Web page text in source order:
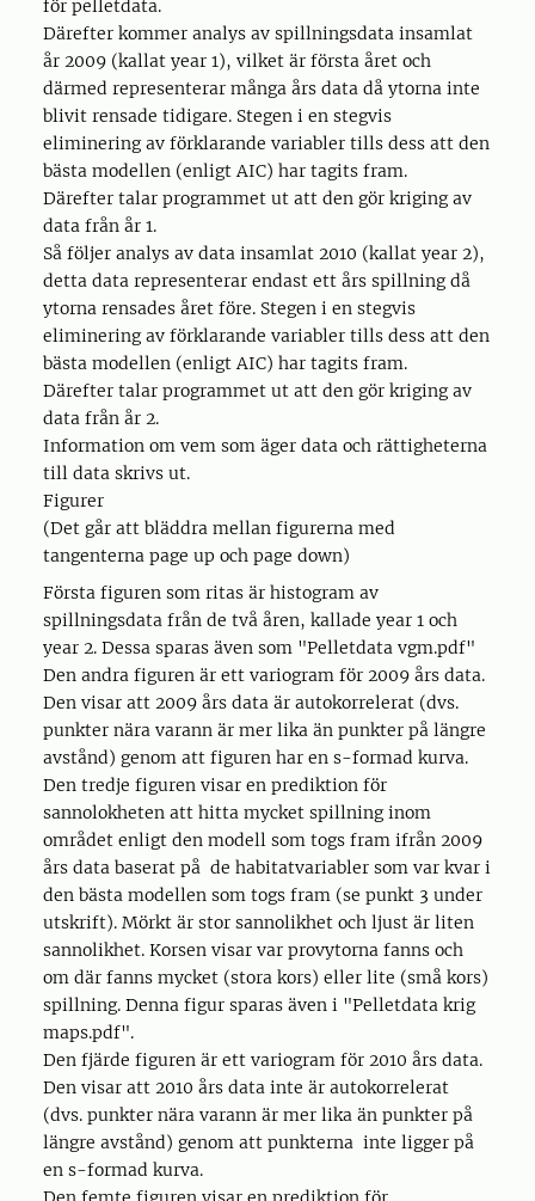
för pelletdata.
Därefter kommer analys av spillningsdata insamlat
år 2009 (kallat year 1), vilket är första året och
därmed representerar många års data då ytorna inte
blivit rensade tidigare. Stegen i en stegvis
eliminering av förklarande variabler tills dess att den
bästa modellen (enligt AIC) har tagits fram.
Därefter talar programmet ut att den gör kriging av
data från år 1.
Så följer analys av data insamlat 2010 (kallat year 2),
detta data representerar endast ett års spillning då
ytorna rensades året före. Stegen i en stegvis
eliminering av förklarande variabler tills dess att den
bästa modellen (enligt AIC) har tagits fram.
Därefter talar programmet ut att den gör kriging av
data från år 2.
Information om vem som äger data och rättigheterna
till data skrivs ut.
Figurer
(Det går att bläddra mellan figurerna med
tangenterna page up och page down)
Första figuren som ritas är histogram av
spillningsdata från de två åren, kallade year 1 och
year 2. Dessa sparas även som "Pelletdata vgm.pdf"
Den andra figuren är ett variogram för 2009 års data.
Den visar att 2009 års data är autokorrelerat (dvs.
punkter nära varann är mer lika än punkter på längre
avstånd) genom att figuren har en s-formad kurva.
Den tredje figuren visar en prediktion för
sannolokheten att hitta mycket spillning inom
området enligt den modell som togs fram ifrån 2009
års data baserat på de habitatvariabler som var kvar i
den bästa modellen som togs fram (se punkt 3 under
utskrift). Mörkt är stor sannolikhet och ljust är liten
sannolikhet. Korsen visar var provytorna fanns och
om där fanns mycket (stora kors) eller lite (små kors)
spillning. Denna figur sparas även i "Pelletdata krig
maps.pdf".
Den fjärde figuren är ett variogram för 2010 års data.
Den visar att 2010 års data inte är autokorrelerat
(dvs. punkter nära varann är mer lika än punkter på
längre avstånd) genom att punkterna inte ligger på
en s-formad kurva.